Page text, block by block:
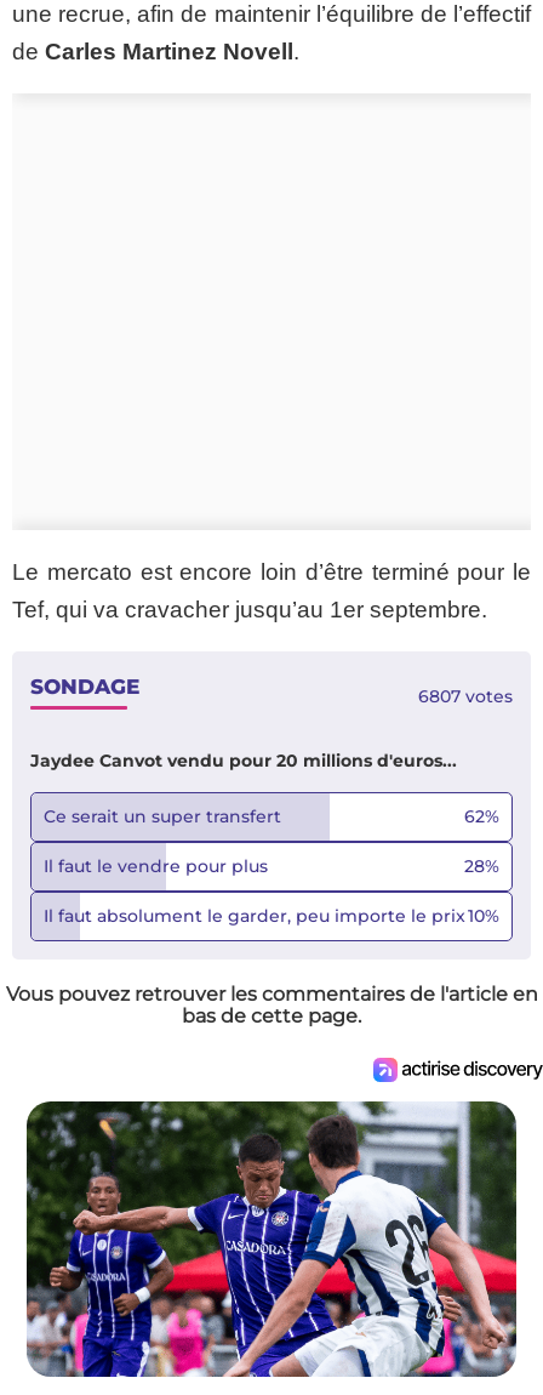
une recrue, afin de maintenir l’équilibre de l’effectif
de Carles Martinez Novell .
Le mercato est encore loin d’être terminé pour le
Tef, qui va cravacher jusqu’au 1er septembre.
SONDAGE 6807 votes
Jaydee Canvot vendu pour 20 millions d'euros...
Ce serait un super transfert 62%
Il faut le vendre pour plus 28%
Il faut absolument le garder, peu importe le prix10%
Vous pouvez retrouver les commentaires de l'article en
bas de cette page.